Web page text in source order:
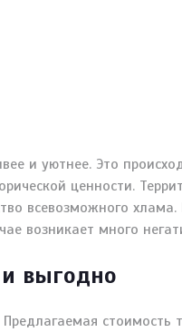
и уютнее. Это
ценности.
всевозможного
возникает много
выгодно
стоимость